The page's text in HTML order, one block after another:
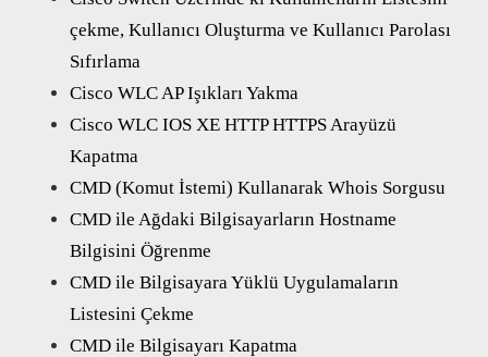
çekme, Kullanıcı Oluşturma ve Kullanıcı Parolası
Sıfırlama
Cisco WLC AP Işıkları Yakma
Cisco WLC IOS XE HTTP HTTPS Arayüzü
Kapatma
CMD (Komut İstemi) Kullanarak Whois Sorgusu
CMD ile Ağdaki Bilgisayarların Hostname
Bilgisini Öğrenme
CMD ile Bilgisayara Yüklü Uygulamaların
Listesini Çekme
CMD ile Bilgisayarı Kapatma